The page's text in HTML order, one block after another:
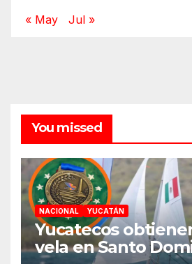
« May Jul »
You missed
NACIONAL YUCATÁN
Yucatecos
vela en Santo